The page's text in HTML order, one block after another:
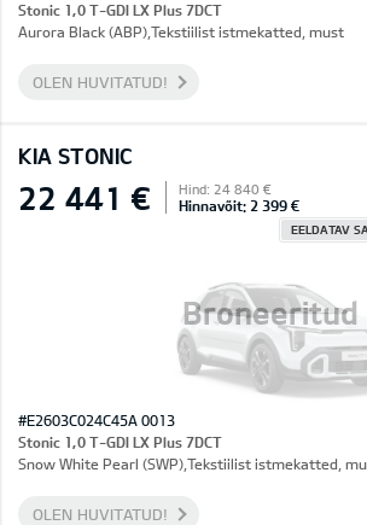
Stonic 1,0 T-GDI LX Plus 7DCT
Aurora Black (ABP),Tekstiilist istmekatted, must
OLEN HUVITATUD!
KIA STONIC
Broneeritud
22 441 € Hind: 24 840 €
Hinnavõit: 2 399 €
EELDATAV
#E2603C024C45A 0013
Stonic 1,0 T-GDI LX Plus 7DCT
Snow White Pearl (SWP),Tekstiilist istmekatted,
OLEN HUVITATUD!